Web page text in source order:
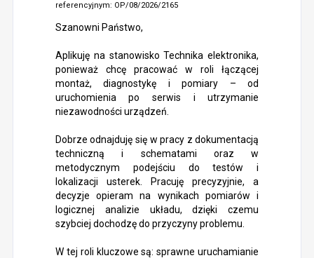
referencyjnym: OP/08/2026/2165
Szanowni Państwo,
Aplikuję na stanowisko Technika elektronika,
ponieważ chcę pracować w roli łączącej
montaż, diagnostykę i pomiary – od
uruchomienia po serwis i utrzymanie
niezawodności urządzeń.
Dobrze odnajduję się w pracy z dokumentacją
techniczną i schematami oraz w
metodycznym podejściu do testów i
lokalizacji usterek. Pracuję precyzyjnie, a
decyzje opieram na wynikach pomiarów i
logicznej analizie układu, dzięki czemu
szybciej dochodzę do przyczyny problemu.
W tej roli kluczowe są: sprawne uruchamianie